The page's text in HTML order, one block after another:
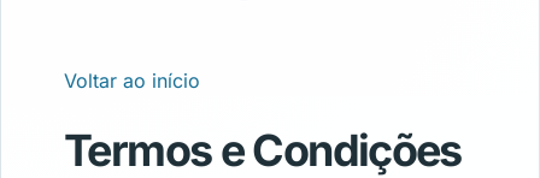
Voltar ao início
Termos e Condições